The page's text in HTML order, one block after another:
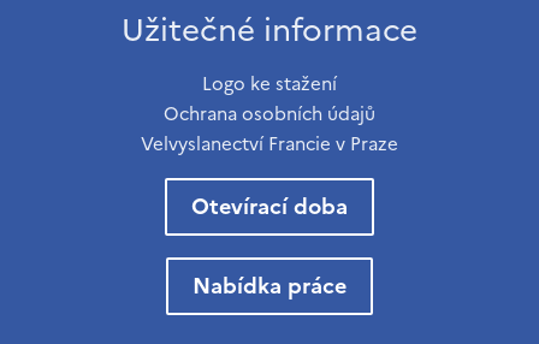
Užitečné informace
Logo ke stažení
Ochrana osobních údajů
Velvyslanectví Francie v Praze
Otevírací doba
Nabídka práce